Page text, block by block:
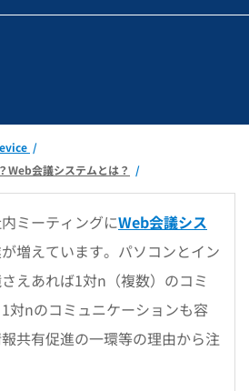
Web会議システムとは？
ミーティングにWeb会議シス
増えています。パソコンとイン
えあれば1対n（複数）のコミ
対nのコミュニケーションも容
共有促進の一環等の理由から注